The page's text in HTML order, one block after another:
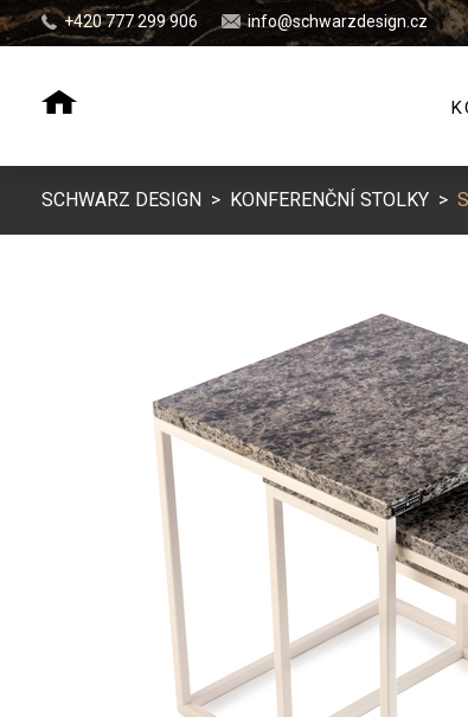
+420 777 299 906 info@schwarzdesign.cz
SCHWARZ DESIGN > KONFERENČNÍ STOLKY >